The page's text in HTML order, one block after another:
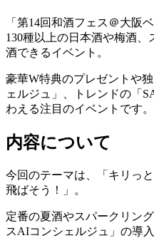
「第14回和酒フェス＠大阪
130種以上の日本酒や梅酒、
酒できるイベント。
豪華W特典のプレゼントや
ェルジュ」、トレンドの「
わえる注目のイベントです。
内容について
今回のテーマは、「キリっ
飛ばそう！」。
定番の夏酒やスパークリン
スAIコンシェルジュ」の導